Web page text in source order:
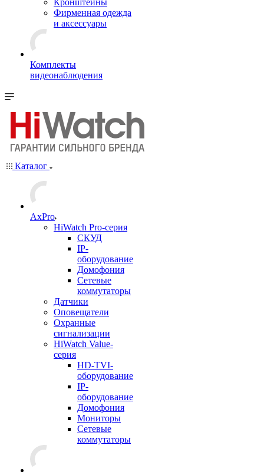
Кронштейны
Фирменная одежда
и аксессуары
Комплекты
видеонаблюдения
Каталог
AxPro
HiWatch Pro-серия
CКУД
IP-
оборудование
Домофония
Сетевые
коммутаторы
Датчики
Оповещатели
Охранные
сигнализации
HiWatch Value-
серия
HD-TVI-
оборудование
IP-
оборудование
Домофония
Мониторы
Сетевые
коммутаторы